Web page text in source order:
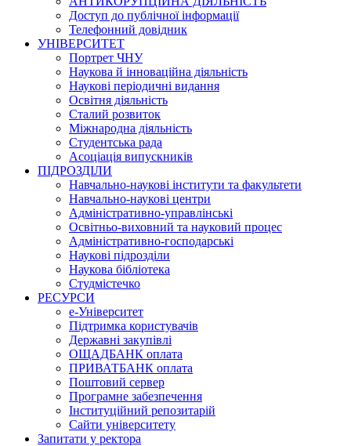
Доступ до публічної інформації
Телефонний довідник
УНІВЕРСИТЕТ
Портрет ЧНУ
Наукова й інноваційна діяльність
Наукові періодичні видання
Освітня діяльність
Сталий розвиток
Міжнародна діяльність
Студентська рада
Асоціація випускників
ПІДРОЗДІЛИ
Навчально-наукові інститути та факультети
Навчально-наукові центри
Адміністративно-управлінські
Освітньо-виховний та науковий процес
Адміністративно-господарські
Наукові підрозділи
Наукова бібліотека
Студмістечко
РЕСУРСИ
е-Університет
Підтримка користувачів
Державні закупівлі
ОЩАДБАНК оплата
ПРИВАТБАНК оплата
Поштовий сервер
Програмне забезпечення
Інституційний репозитарій
Сайти університету
Запитати у ректора